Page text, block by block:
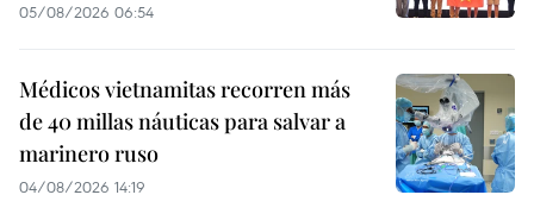
05/08/2026 06:54
Médicos vietnamitas recorren más
de 40 millas náuticas para salvar a
marinero ruso
04/08/2026 14:19